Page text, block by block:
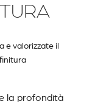
e valorizzate il
la profondità